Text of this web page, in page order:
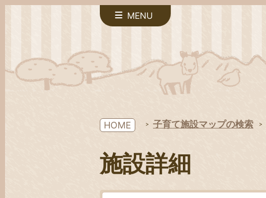
MENU
HOME 子育て施設マップの検索
施設詳細